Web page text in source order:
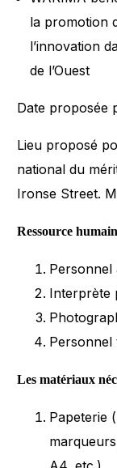
la promotion
l’innovation
de l’Ouest
Date proposée
Lieu proposé
national du
Ironse Street.
Ressource
Personnel
Interprète
Personnel
Les matériaux
Papeterie